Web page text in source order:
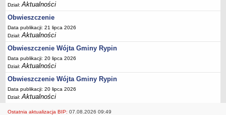
Sprawozdania kwartalne RB
Sprawozdania finansowe
Informacje z wykonania budżetu gminy (w tym ulgi, odroczenia)
Interpretacje indywidualne
SPRAWY DO ZAŁATWIENIA
BUDOWA PRZYDOMOWYCH OCZYSZCZALNI ŚCIEKÓW -
DOFINANSOWANIE
Preferencyjny zakup węgla
Dział:Aktualności
Obwieszczenie
Data publikacji: 21 lipca 2026
Dział:Aktualności
Obwieszczenie Wójta Gminy Rypin
Data publikacji: 20 lipca 2026
Dział:Aktualności
Obwieszczenie Wójta Gminy Rypin
Data publikacji: 20 lipca 2026
Dział:Aktualności
Ostatnia aktualizacja BIP: 07.08.2026 09:49